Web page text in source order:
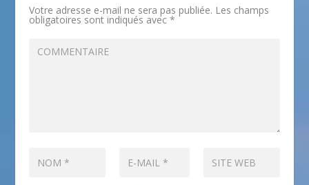
Votre adresse e-mail ne sera pas publiée. Les champs
obligatoires sont indiqués avec*